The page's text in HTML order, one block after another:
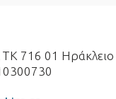
ΤΚ 716 01 Ηράκλειο